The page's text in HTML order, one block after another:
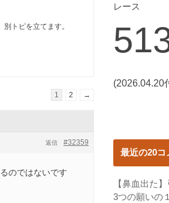
トピを立てます。
1 2 →
#32359
返信
のではないです
レース
(2026.04.20
最近の20コ
【鼻血出た
3つの願いの